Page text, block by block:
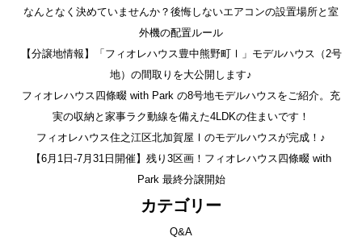
なんとなく決めていませんか？後悔しないエアコンの設置場所と室
外機の配置ルール
【分譲地情報】「フィオレハウス豊中熊野町Ⅰ」モデルハウス（2号
地）の間取りを大公開します♪
フィオレハウス四條畷 with Park の8号地モデルハウスをご紹介。充
実の収納と家事ラク動線を備えた4LDKの住まいです！
フィオレハウス住之江区北加賀屋Ⅰのモデルハウスが完成！♪
【6月1日-7月31日開催】残り3区画！フィオレハウス四條畷 with
Park 最終分譲開始
カテゴリー
Q&A